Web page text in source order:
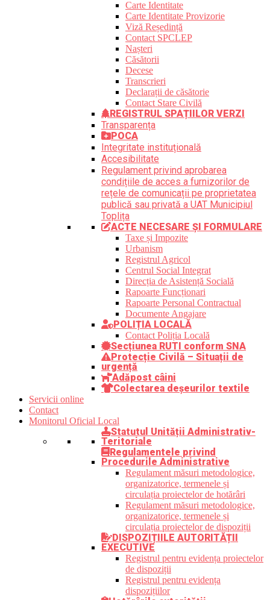
Carte Identitate
Carte Identitate Provizorie
Viză Reședință
Contact SPCLEP
Nașteri
Căsătorii
Decese
Transcrieri
Declarații de căsătorie
Contact Stare Civilă
REGISTRUL SPAȚIILOR VERZI
Transparența
POCA
Integritate instituțională
Accesibilitate
Regulament privind aprobarea
condițiile de acces a furnizorilor de
rețele de comunicații pe proprietatea
publică sau privată a UAT Municipiul
Toplița
ACTE NECESARE ȘI FORMULARE
Taxe și Impozite
Urbanism
Registrul Agricol
Centrul Social Integrat
Direcția de Asistență Socială
Rapoarte Funcționari
Rapoarte Personal Contractual
Documente Angajare
POLIȚIA LOCALĂ
Contact Poliția Locală
Secțiunea RUTI conform SNA
Protecție Civilă – Situații de
urgență
Adăpost câini
Colectarea deșeurilor textile
Servicii online
Contact
Monitorul Oficial Local
Statutul Unității Administrativ-
Teritoriale
Regulamentele privind
Procedurile Administrative
Regulament măsuri metodologice,
organizatorice, termenele și
circulația proiectelor de hotărâri
Regulament măsuri metodologice,
organizatorice, termenele și
circulația proiectelor de dispoziții
DISPOZIȚIILE AUTORITĂȚII
EXECUTIVE
Registrul pentru evidența proiectelor
de dispoziții
Registrul pentru evidența
dispozițiilor